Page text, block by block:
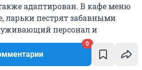
0
адаптирован. В кафе меню
ларьки пестрят забавными
персонал и
основные слова.